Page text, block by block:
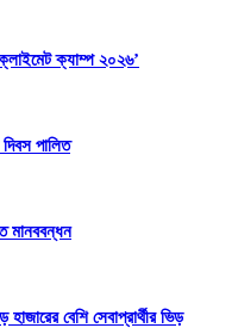
ক্যাম্প ২০২৬’
পালিত
মানববন্ধন
বেশি সেবাপ্রার্থীর ভিড়